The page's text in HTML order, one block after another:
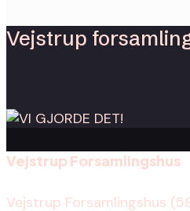
Vejstrup
Vejstrup Forsamlingshus
Vejstrup Forsamlingshus